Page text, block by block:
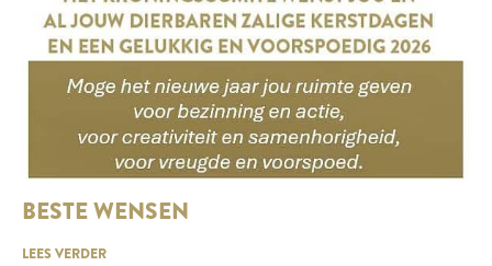
BESTE WENSEN
LEES VERDER